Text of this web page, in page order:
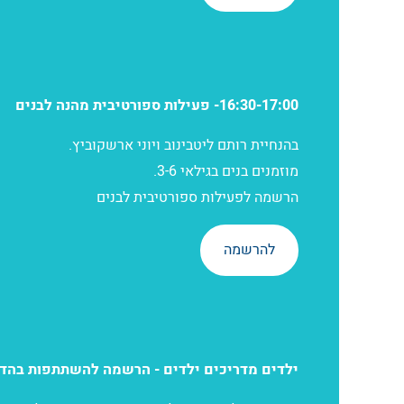
16:30-17:00- פעילות ספורטיבית מהנה לבנים
בהנחיית רותם ליטבינוב ויוני ארשקוביץ.
מוזמנים בנים בגילאי 3-6.
הרשמה לפעילות ספורטיבית לבנים
להרשמה
ילדים מדריכים ילדים - הרשמה להשתתפות